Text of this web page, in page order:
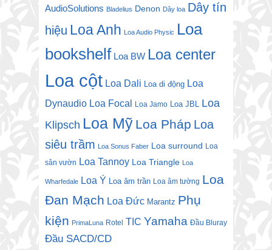
AudioSolutions Bladelius Denon Dây loa Dây tín
hiệu Loa Anh Loa Audio Physic Loa
bookshelf Loa BW Loa center
Loa cột Loa Dali Loa di động Loa
Dynaudio Loa Focal Loa Jamo Loa JBL Loa
Klipsch Loa Mỹ Loa Pháp Loa
siêu trầm Loa Sonus Faber Loa surround Loa
sân vườn Loa Tannoy Loa Triangle Loa
Wharfedale Loa Ý Loa âm trần Loa âm tường Loa
Đan Mạch Loa Đức Marantz Phụ
kiện PrimaLuna Rotel TIC Yamaha Đầu Bluray
Đầu SACD/CD